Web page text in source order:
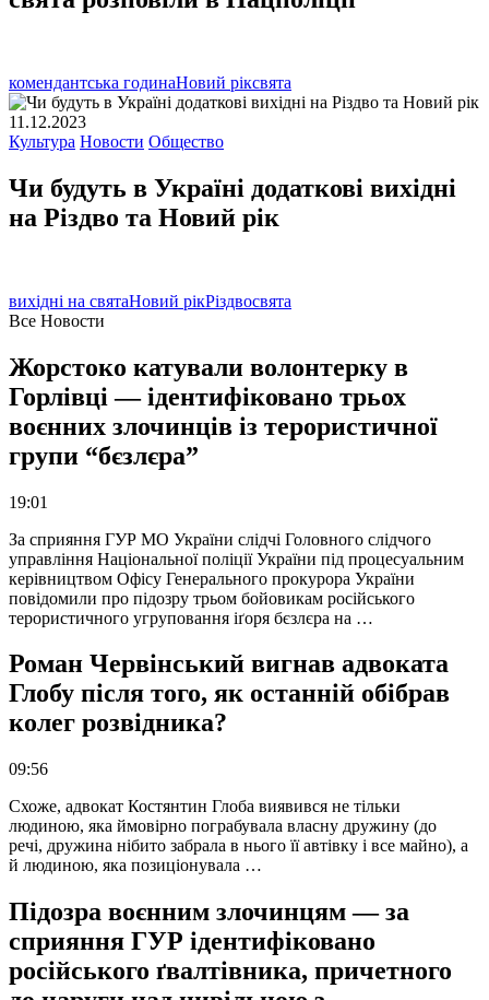
комендантська годинаНовий ріксвята
11.12.2023
Культура Новости Общество
Чи будуть в Україні додаткові вихідні
на Різдво та Новий рік
вихідні на святаНовий рікРіздвосвята
Все Новости
Жорстоко катували волонтерку в
Горлівці — ідентифіковано трьох
воєнних злочинців із терористичної
групи “бєзлєра”
19:01
За сприяння ГУР МО України слідчі Головного слідчого
управління Національної поліції України під процесуальним
керівництвом Офісу Генерального прокурора України
повідомили про підозру трьом бойовикам російського
терористичного угруповання іґоря бєзлєра на …
Роман Червінський вигнав адвоката
Глобу після того, як останній обібрав
колег розвідника?
09:56
Схоже, адвокат Костянтин Глоба виявився не тільки
людиною, яка ймовірно пограбувала власну дружину (до
речі, дружина нібито забрала в нього її автівку і все майно), а
й людиною, яка позиціонувала …
Підозра воєнним злочинцям — за
сприяння ГУР ідентифіковано
російського ґвалтівника, причетного